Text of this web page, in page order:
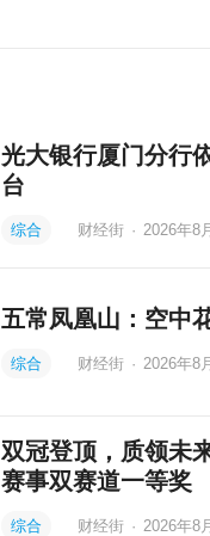
光大银行厦门分行
台
综合 财经街 · 2026年8
五常凤凰山：空中
综合 财经街 · 2026年8
双冠登顶，质领未
赛事双赛道一等奖
综合 财经街 · 2026年8